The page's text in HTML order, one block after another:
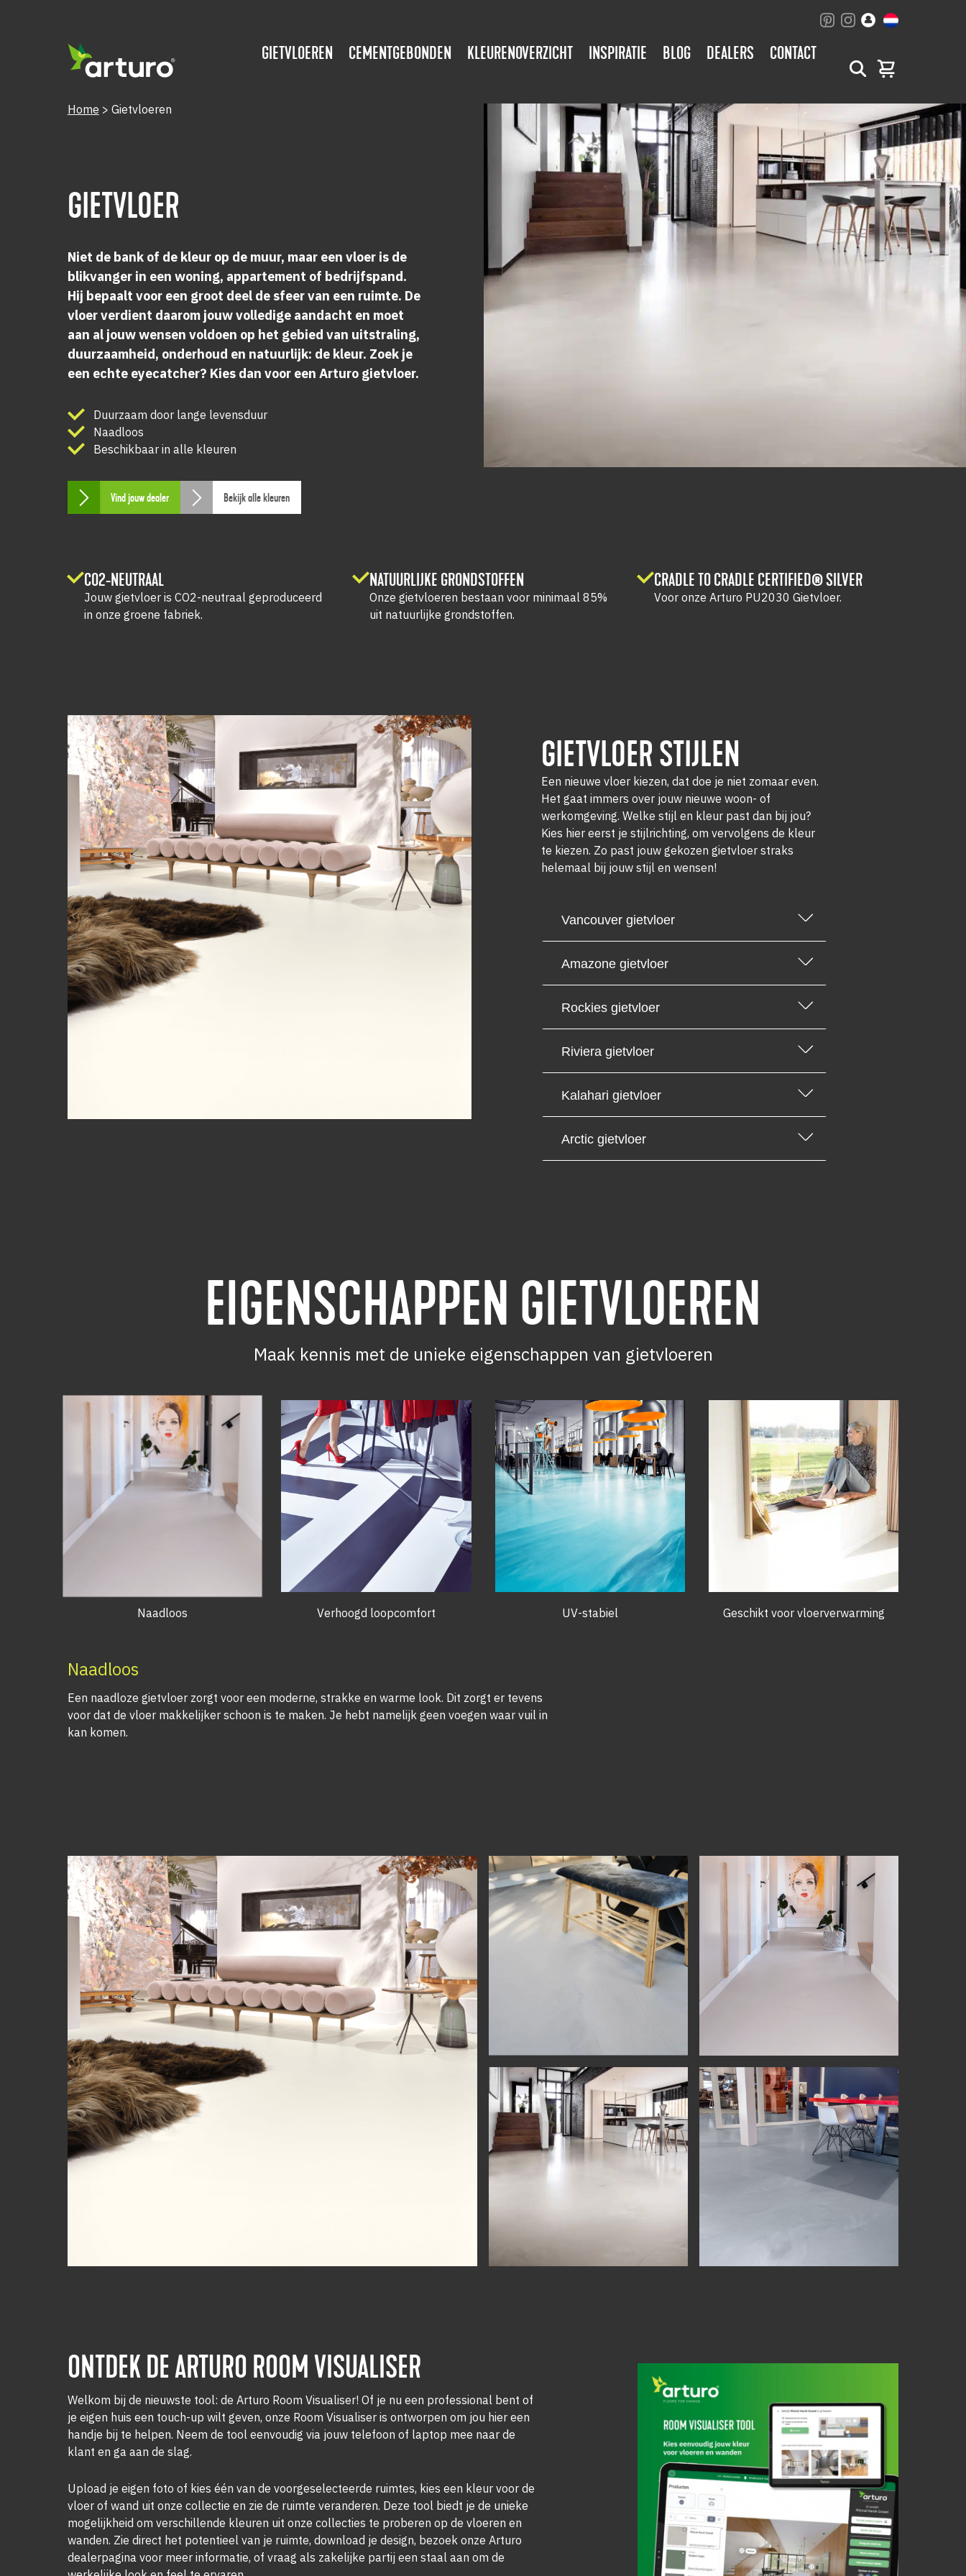
GIETVLOEREN CEMENTGEBONDEN KLEURENOVERZICHT INSPIRATIE BLOG DEALERS CONTACT
Home > Gietvloeren
GIETVLOER
Niet de bank of de kleur op de muur, maar een vloer is de
blikvanger in een woning, appartement of bedrijfspand.
Hij bepaalt voor een groot deel de sfeer van een ruimte. De
vloer verdient daarom jouw volledige aandacht en moet
aan al jouw wensen voldoen op het gebied van uitstraling,
duurzaamheid, onderhoud en natuurlijk: de kleur. Zoek je
een echte eyecatcher? Kies dan voor een Arturo gietvloer.
Duurzaam door lange levensduur
Naadloos
Beschikbaar in alle kleuren
Vind jouw dealer Bekijk alle kleuren
CO2-NEUTRAAL
Jouw gietvloer is CO2-neutraal geproduceerd
in onze groene fabriek.
NATUURLIJKE GRONDSTOFFEN
Onze gietvloeren bestaan voor minimaal 85%
uit natuurlijke grondstoffen.
CRADLE TO CRADLE CERTIFIED® SILVER
Voor onze Arturo PU2030 Gietvloer.
GIETVLOER STIJLEN
Een nieuwe vloer kiezen, dat doe je niet zomaar even.
Het gaat immers over jouw nieuwe woon- of
werkomgeving. Welke stijl en kleur past dan bij jou?
Kies hier eerst je stijlrichting, om vervolgens de kleur
te kiezen. Zo past jouw gekozen gietvloer straks
helemaal bij jouw stijl en wensen!
Vancouver gietvloer
Amazone gietvloer
Rockies gietvloer
Riviera gietvloer
Kalahari gietvloer
Arctic gietvloer
EIGENSCHAPPEN GIETVLOEREN
Maak kennis met de unieke eigenschappen van gietvloeren
Naadloos Verhoogd loopcomfort UV-stabiel Geschikt voor vloerverwarming
Naadloos
Een naadloze gietvloer zorgt voor een moderne, strakke en warme look. Dit zorgt er tevens
voor dat de vloer makkelijker schoon is te maken. Je hebt namelijk geen voegen waar vuil in
kan komen.
ONTDEK DE ARTURO ROOM VISUALISER
Welkom bij de nieuwste tool: de Arturo Room Visualiser! Of je nu een professional bent of
je eigen huis een touch-up wilt geven, onze Room Visualiser is ontworpen om jou hier een
handje bij te helpen. Neem de tool eenvoudig via jouw telefoon of laptop mee naar de
klant en ga aan de slag.
Upload je eigen foto of kies één van de voorgeselecteerde ruimtes, kies een kleur voor de
vloer of wand uit onze collectie en zie de ruimte veranderen. Deze tool biedt je de unieke
mogelijkheid om verschillende kleuren uit onze collecties te proberen op de vloeren en
wanden. Zie direct het potentieel van je ruimte, download je design, bezoek onze Arturo
dealerpagina voor meer informatie, of vraag als zakelijke partij een staal aan om de